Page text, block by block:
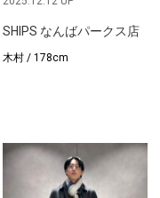
SHIPS なんばパークス店
木村 / 178cm